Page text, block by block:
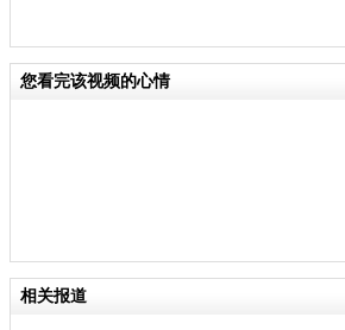
您看完该视频的心情
相关报道